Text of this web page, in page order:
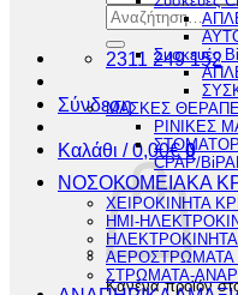
Αναζήτηση
για:
2311 249 152
Σύνδεση
Καλάθι /0,00€ 0
Κανένα προϊόν
Συσκευές
ΜΑΣΚΕΣ
ΡΙΝΙΚΕΣ
CPAP/
ΝΟΣΟΚΟΜΕΙΑΚΑ
ΧΕΙΡΟΚΙΝΗΤΑ
ΗΜΙ-
ΑΕΡΟΣΤΡΩΜΑΤΑ
ΣΤΡΩΜΑΤΑ-